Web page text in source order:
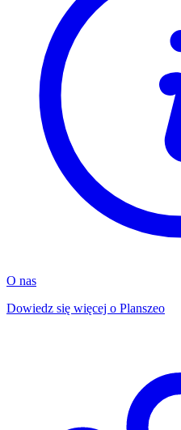
O nas
Dowiedz się więcej o Planszeo